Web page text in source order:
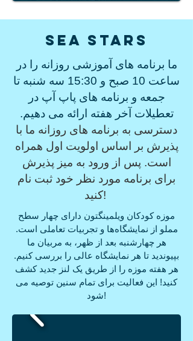
Sea Stars
ما برنامه های آموزشی روزانه را در
ساعت 10 صبح و 15:30 سه شنبه تا
جمعه و برنامه های پاپ آپ در
تعطیلات آخر هفته ارائه می دهیم.
دسترسی به برنامه های روزانه ما با
پذیرش بر اساس اولویت اول همراه
است. پس از ورود به میز پذیرش
برای برنامه مورد نظر خود ثبت نام
کنید!
موزه کودکان ویلمینگتون دارای چهار سطح
مملو از نمایشگاه‌ها و تجربیات تعاملی است.
هر چهارشنبه بعد از ظهر، به مربیان ما
بپیوندید تا هر نمایشگاه عالی را بررسی کنیم.
هر هفته موزه را از طریق یک لنز جدید کشف
کنید! این فعالیت برای تمام سنین توصیه می
شود!